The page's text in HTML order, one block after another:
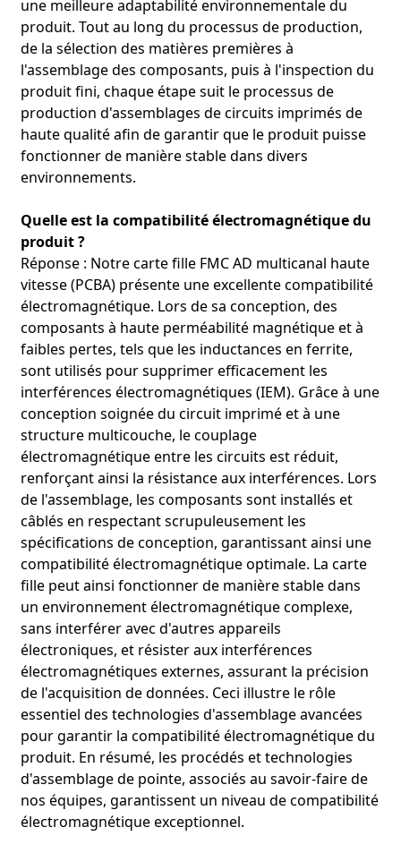
une meilleure adaptabilité environnementale du
produit. Tout au long du processus de production,
de la sélection des matières premières à
l'assemblage des composants, puis à l'inspection du
produit fini, chaque étape suit le processus de
production d'assemblages de circuits imprimés de
haute qualité afin de garantir que le produit puisse
fonctionner de manière stable dans divers
environnements.
Quelle est la compatibilité électromagnétique du
produit ?
Réponse : Notre carte fille FMC AD multicanal haute
vitesse (PCBA) présente une excellente compatibilité
électromagnétique. Lors de sa conception, des
composants à haute perméabilité magnétique et à
faibles pertes, tels que les inductances en ferrite,
sont utilisés pour supprimer efficacement les
interférences électromagnétiques (IEM). Grâce à une
conception soignée du circuit imprimé et à une
structure multicouche, le couplage
électromagnétique entre les circuits est réduit,
renforçant ainsi la résistance aux interférences. Lors
de l'assemblage, les composants sont installés et
câblés en respectant scrupuleusement les
spécifications de conception, garantissant ainsi une
compatibilité électromagnétique optimale. La carte
fille peut ainsi fonctionner de manière stable dans
un environnement électromagnétique complexe,
sans interférer avec d'autres appareils
électroniques, et résister aux interférences
électromagnétiques externes, assurant la précision
de l'acquisition de données. Ceci illustre le rôle
essentiel des technologies d'assemblage avancées
pour garantir la compatibilité électromagnétique du
produit. En résumé, les procédés et technologies
d'assemblage de pointe, associés au savoir-faire de
nos équipes, garantissent un niveau de compatibilité
électromagnétique exceptionnel.